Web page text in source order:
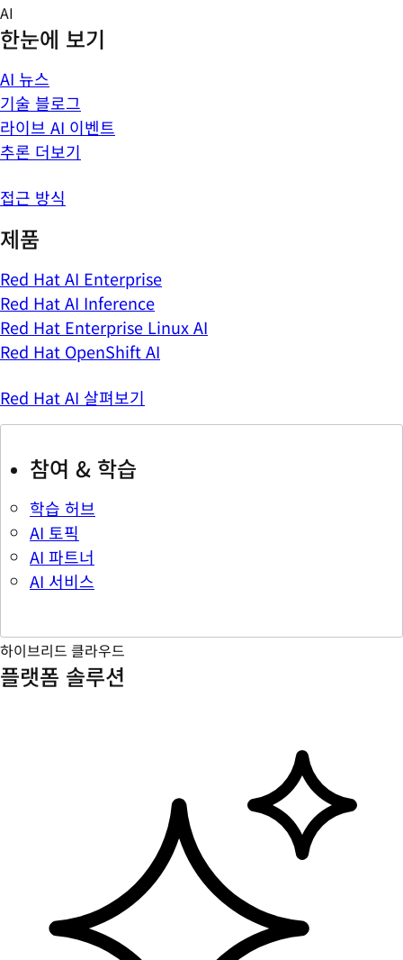
Skip
to
content
AI
한눈에 보기
AI 뉴스
기술 블로그
라이브 AI 이벤트
추론 더보기
접근 방식
제품
Red Hat AI Enterprise
Red Hat AI Inference
Red Hat Enterprise Linux AI
Red Hat OpenShift AI
Red Hat AI 살펴보기
참여 & 학습
학습 허브
AI 토픽
AI 파트너
AI 서비스
하이브리드 클라우드
플랫폼 솔루션